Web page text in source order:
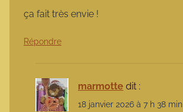
ça fait très envie !
Répondre
marmotte dit :
18 janvier 2026 à 7 h 38 min